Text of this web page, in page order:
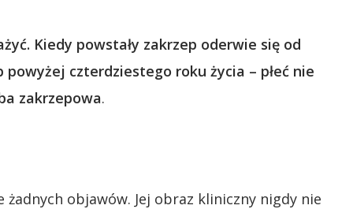
Kiedy powstały zakrzep oderwie się od
czterdziestego roku życia – płeć nie
zakrzepowa.
objawów. Jej obraz kliniczny nigdy nie